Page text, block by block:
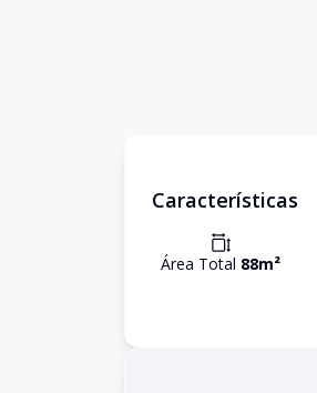
Características
Área Total 88m²